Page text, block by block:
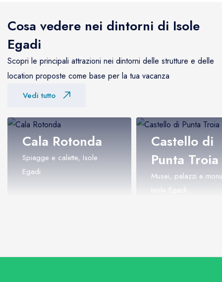
Cosa vedere nei dintorni di Isole
Egadi
Scopri le principali attrazioni nei dintorni delle strutture e delle
location proposte come base per la tua vacanza
Vedi tutto
Cala Rotonda
Spiagge e calette, Isole
Egadi
Castello di
Punta Troia
Musei, palazzi e
Isole Egadi